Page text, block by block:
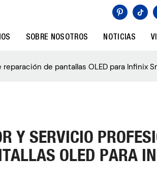
SOBRE NOSOTROS NOTICIAS
de pantallas OLED para Infinix
Y SERVICIO
OLED PARA